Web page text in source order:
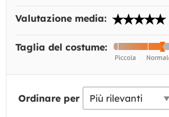
Valutazione media:
Taglia del costume:
Ordinare per